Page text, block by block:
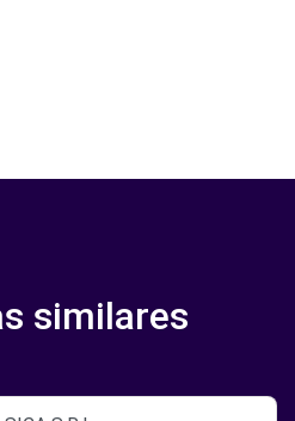
similares